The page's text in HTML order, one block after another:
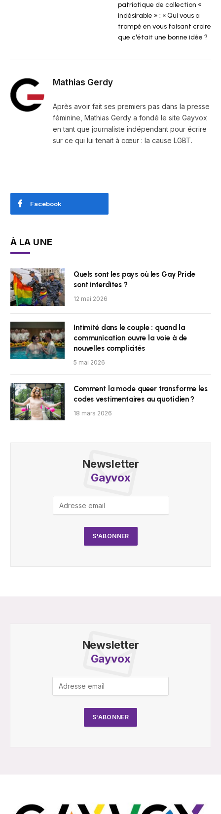
patriotique de collection «
indésirable » : « Qui vous a
trompé en vous faisant croire
que c'était une bonne idée ?
Mathias Gerdy
Après avoir fait ses premiers pas dans la presse
féminine, Mathias Gerdy a fondé le site Gayvox
en tant que journaliste indépendant pour écrire
sur ce qui lui tenait à cœur : la cause LGBT.
Facebook
À LA UNE
Quels sont les pays où les Gay Pride
sont interdites ?
12 mai 2026
Intimité dans le couple : quand la
communication ouvre la voie à de
nouvelles complicités
5 mai 2026
Comment la mode queer transforme les
codes vestimentaires au quotidien ?
18 mars 2026
Newsletter
Gayvox
Newsletter
Gayvox